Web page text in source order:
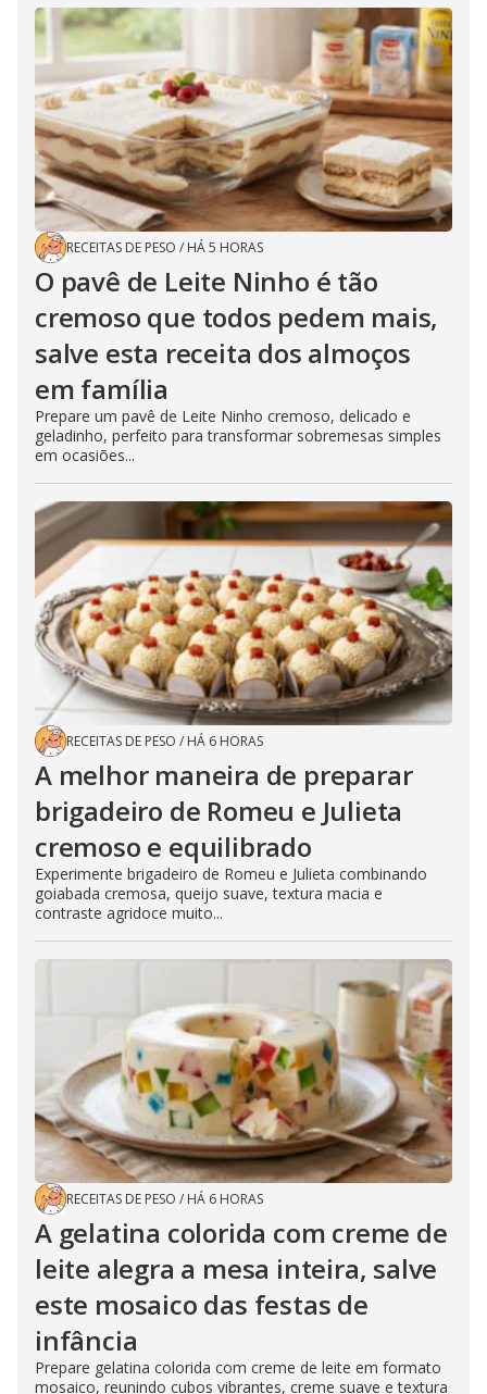
RECEITAS DE PESO / HÁ 5 HORAS
O pavê de Leite Ninho é tão
cremoso que todos pedem mais,
salve esta receita dos almoços
em família
Prepare um pavê de Leite Ninho cremoso, delicado e
geladinho, perfeito para transformar sobremesas simples
em ocasiões...
RECEITAS DE PESO / HÁ 6 HORAS
A melhor maneira de preparar
brigadeiro de Romeu e Julieta
cremoso e equilibrado
Experimente brigadeiro de Romeu e Julieta combinando
goiabada cremosa, queijo suave, textura macia e
contraste agridoce muito...
RECEITAS DE PESO / HÁ 6 HORAS
A gelatina colorida com creme de
leite alegra a mesa inteira, salve
este mosaico das festas de
infância
Prepare gelatina colorida com creme de leite em formato
mosaico, reunindo cubos vibrantes, creme suave e textura